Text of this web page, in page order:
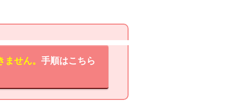
せん。 手順はこちら